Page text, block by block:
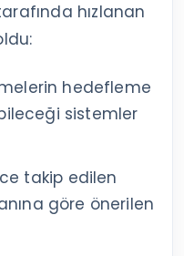
hızlanan
hedefleme
sistemler
takip edilen
göre önerilen